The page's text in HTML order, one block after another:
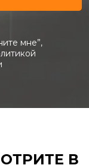
мне”,
В